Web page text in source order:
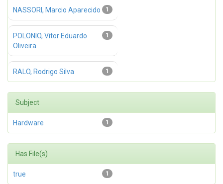
1
NASSORI, Marcio Aparecido
1
POLONIO, Vitor Eduardo
Oliveira
1
RALO, Rodrigo Silva
Subject
1
Hardware
Has File(s)
1
true